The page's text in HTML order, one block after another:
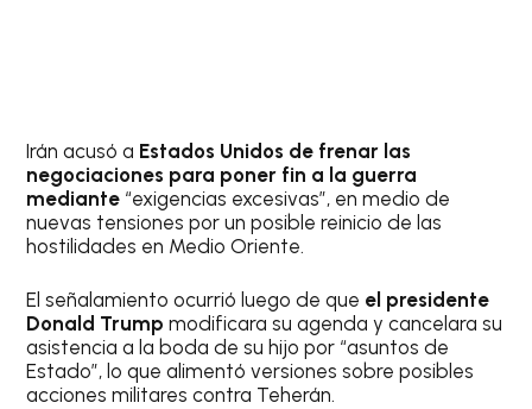
Irán acusó a Estados Unidos de frenar las
negociaciones para poner fin a la guerra
mediante “exigencias excesivas”, en medio de
nuevas tensiones por un posible reinicio de las
hostilidades en Medio Oriente.
El señalamiento ocurrió luego de que el presidente
Donald Trump modificara su agenda y cancelara su
asistencia a la boda de su hijo por “asuntos de
Estado”, lo que alimentó versiones sobre posibles
acciones militares contra Teherán.